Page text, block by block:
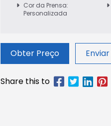
Cor da Prensa:
Personalizada
Obter Preço